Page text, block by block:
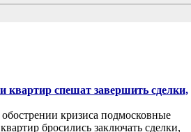
квартир спешат завершить сделки,
кризиса подмосковные
бросились заключать сделки,